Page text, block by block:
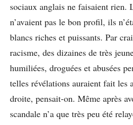
sociaux anglais ne faisaient rien.
n’avaient pas le bon profil, ils
blancs riches et puissants. Par
racisme, des dizaines de très
humiliées, droguées et abusées
telles révélations auraient fait les
droite, pensait-on. Même après
scandale n’a que très peu été